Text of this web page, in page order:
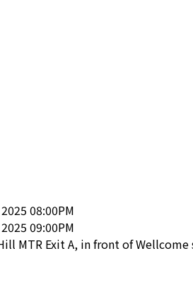
08:00PM
09:00PM
MTR Exit A, in front of